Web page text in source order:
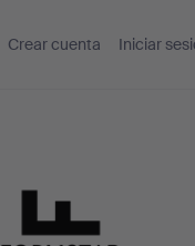
Crear cuenta Iniciar